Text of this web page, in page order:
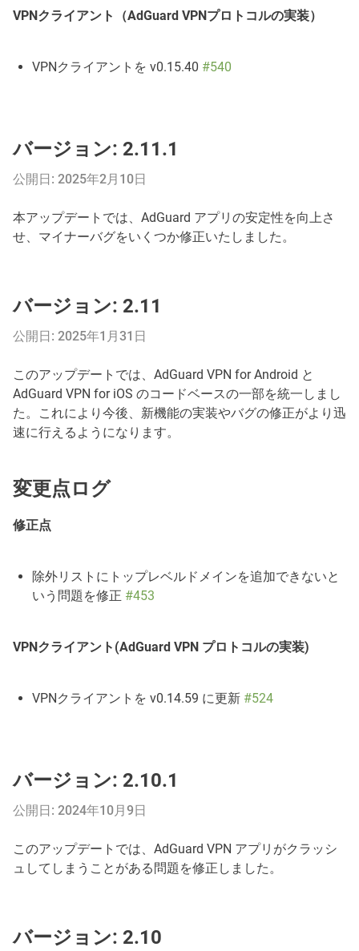
VPNクライアント（AdGuard VPNプロトコルの実装）
VPNクライアントを v0.15.40 #540
バージョン: 2.11.1
公開日: 2025年2月10日
本アップデートでは、AdGuard アプリの安定性を向上さ
せ、マイナーバグをいくつか修正いたしました。
バージョン: 2.11
公開日: 2025年1月31日
このアップデートでは、AdGuard VPN for Android と
AdGuard VPN for iOS のコードベースの一部を統一しまし
た。これにより今後、新機能の実装やバグの修正がより迅
速に行えるようになります。
変更点ログ
修正点
除外リストにトップレベルドメインを追加できないと
いう問題を修正 #453
VPNクライアント(AdGuard VPN プロトコルの実装)
VPNクライアントを v0.14.59 に更新 #524
バージョン: 2.10.1
公開日: 2024年10月9日
このアップデートでは、AdGuard VPN アプリがクラッシ
ュしてしまうことがある問題を修正しました。
バージョン: 2.10